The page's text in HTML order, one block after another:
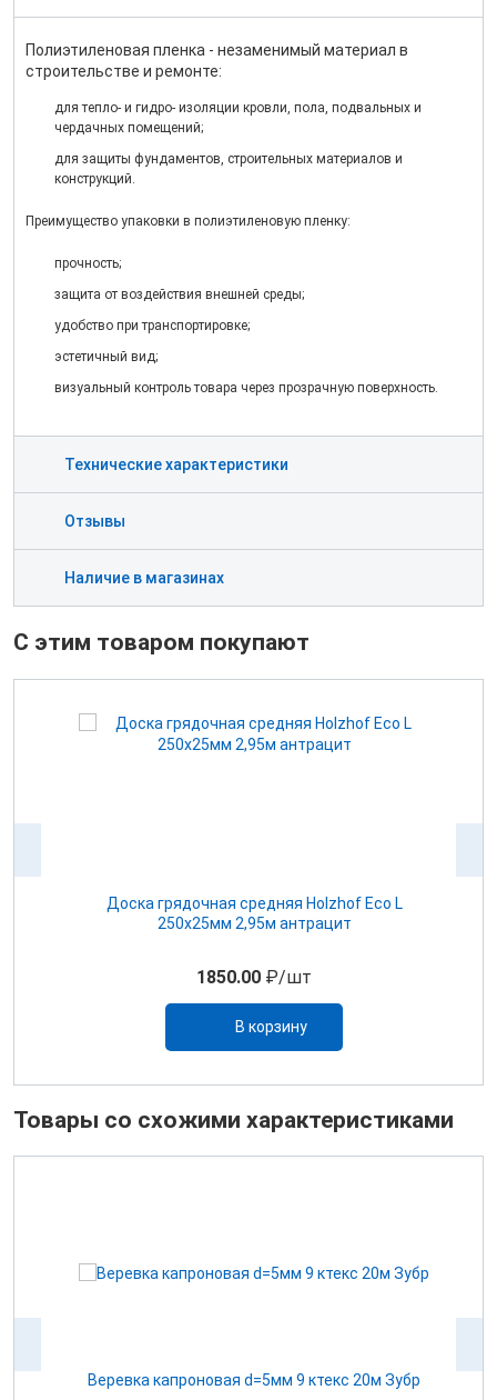
Полиэтиленовая пленка - незаменимый материал в
строительстве и ремонте:
для тепло- и гидро- изоляции кровли, пола, подвальных и
чердачных помещений;
для защиты фундаментов, строительных материалов и
конструкций.
Преимущество упаковки в полиэтиленовую пленку:
прочность;
защита от воздействия внешней среды;
удобство при транспортировке;
эстетичный вид;
визуальный контроль товара через прозрачную поверхность.
Технические характеристики
Отзывы
Наличие в магазинах
С этим товаром покупают
Доска грядочная средняя Holzhof Eco L
250х25мм 2,95м антрацит
1850.00 ₽/шт
В корзину
Товары со схожими характеристиками
Веревка капроновая d=5мм 9 ктекс 20м Зубр